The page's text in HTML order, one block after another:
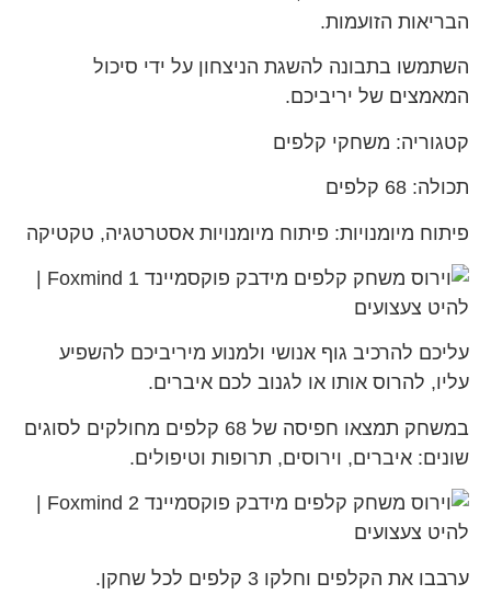
הבריאות הזועמות.
השתמשו בתבונה להשגת הניצחון על ידי סיכול
המאמצים של יריביכם.
קטגוריה: משחקי קלפים
תכולה: 68 קלפים
פיתוח מיומנויות: פיתוח מיומנויות אסטרטגיה, טקטיקה
עליכם להרכיב גוף אנושי ולמנוע מיריביכם להשפיע
עליו, להרוס אותו או לגנוב לכם איברים.
במשחק תמצאו חפיסה של 68 קלפים מחולקים לסוגים
שונים: איברים, וירוסים, תרופות וטיפולים.
ערבבו את הקלפים וחלקו 3 קלפים לכל שחקן.